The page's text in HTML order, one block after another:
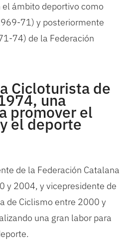
ámbito deportivo como
71) y posteriormente
74) de la Federación
Cicloturista de
una
promover el
el deporte
de la Federación Catalana
y 2004, y vicepresidente de
de Ciclismo entre 2000 y
una gran labor para